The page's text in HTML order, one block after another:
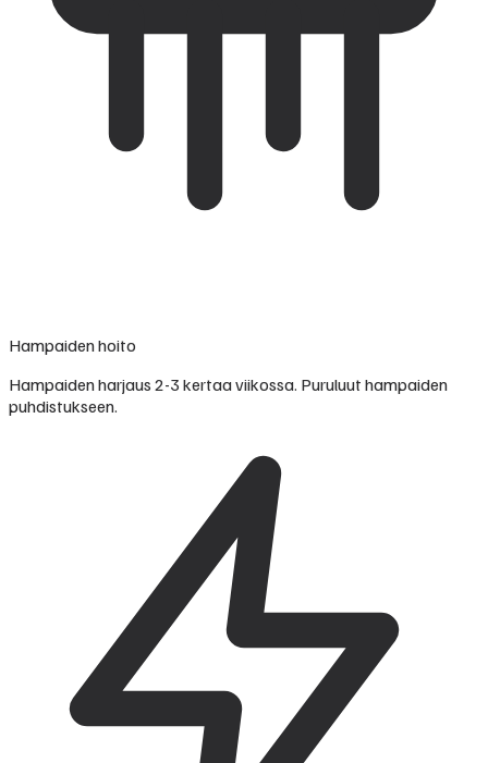
Hampaiden hoito
Hampaiden harjaus 2-3 kertaa viikossa. Puruluut hampaiden
puhdistukseen.